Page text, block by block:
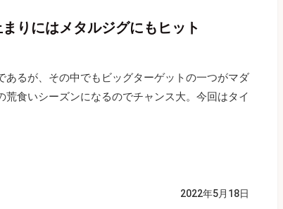
りにはメタルジグにもヒット
るが、その中でもビッグターゲットの一つがマダ
食いシーズンになるのでチャンス大。今回はタイ
2022年5月18日